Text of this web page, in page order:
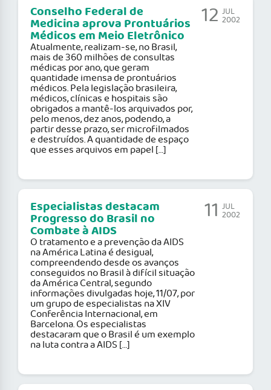
Conselho Federal de
Medicina aprova Prontuários
Médicos em Meio Eletrônico
Atualmente, realizam-se, no Brasil,
mais de 360 milhões de consultas
médicas por ano, que geram
quantidade imensa de prontuários
médicos. Pela legislação brasileira,
médicos, clínicas e hospitais são
obrigados a mantê-los arquivados por,
pelo menos, dez anos, podendo, a
partir desse prazo, ser microfilmados
e destruídos. A quantidade de espaço
que esses arquivos em papel […]
12 JUL
2002
Especialistas destacam
Progresso do Brasil no
Combate à AIDS
O tratamento e a prevenção da AIDS
na América Latina é desigual,
compreendendo desde os avanços
conseguidos no Brasil à difícil situação
da América Central, segundo
informações divulgadas hoje, 11/07, por
um grupo de especialistas na XIV
Conferência Internacional, em
Barcelona. Os especialistas
destacaram que o Brasil é um exemplo
na luta contra a AIDS […]
11 JUL
2002